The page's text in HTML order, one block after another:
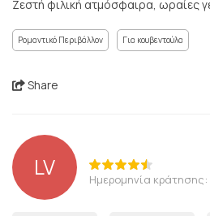
Ζεστή φιλική ατμόσφαιρα, ωραίες
Ρομαντικό Περιβάλλον Για κουβεντούλα
Share
LV Ημερομηνία